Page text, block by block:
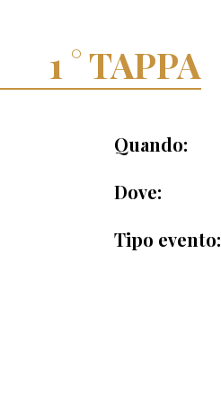
TAPPA
Quando:
Dove:
Tipo evento: